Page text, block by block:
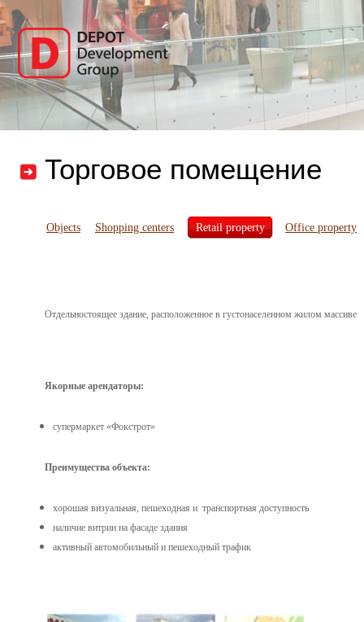
Торговое помещение
Objects Shopping centers Retail property Office property
Отдельностоящее здание, расположенное в густонаселенном жилом массиве
Якорные арендаторы:
супермаркет «Фокстрот»
Преимущества объекта:
хорошая визуальная, пешеходная и транспортная доступность
наличие витрин на фасаде здания
активный автомобильный и пешеходный трафик